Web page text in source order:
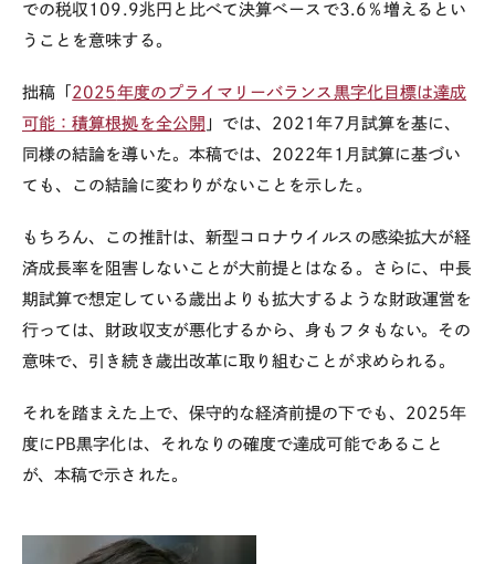
での税収 109.9兆円と比べて決算ベースで3.6 ％増えるとい
うことを意味する。
拙稿「 2025年度のプライマリーバランス黒字化目標は達成
可能：積算根拠を全公開 」では、 2021年7 月試算を基に、
同様の結論を導いた。本稿では、 2022年 1 月試算に基づい
ても、この結論に変わりがないことを示した。
もちろん、この推計は、新型コロナウイルスの感染拡大が経
済成長率を阻害しないことが大前提とはなる。さらに、中長
期試算で想定している歳出よりも拡大するような財政運営を
行っては、財政収支が悪化するから、身もフタもない。その
意味で、引き続き歳出改革に取り組むことが求められる。
それを踏まえた上で、保守的な経済前提の下でも、 2025年
度に PB黒字化は、それなりの確度で達成可能であること
が、本稿で示された。